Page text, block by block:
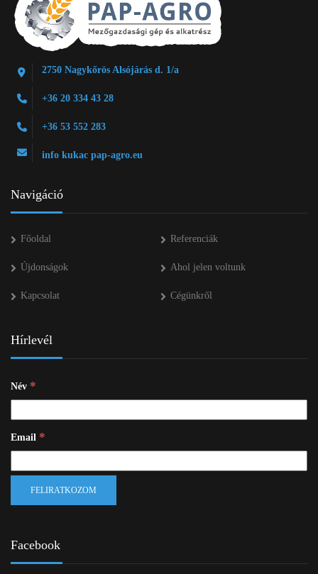
2750 Nagykőrös Alsójárás d. 1/a
+36 20 334 43 28
+36 53 552 283
info kukac pap-agro.eu
Navigáció
Főoldal Referenciák
Újdonságok Ahol jelen voltunk
Kapcsolat Cégünkről
Hírlevél
Név *
Email *
Facebook